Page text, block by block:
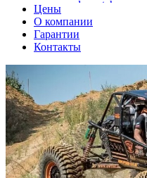
apple watch
аромадиффузоров
аромастанций
ароматизаторов
аудиоплееров
аудиосистем
аудиоусилителей
авто акустики,
авто мониторов
автоматики для
автоматики
Цены
О компании
Гарантии
Контакты